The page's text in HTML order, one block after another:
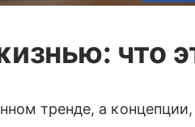
что
тренде, а концепции,